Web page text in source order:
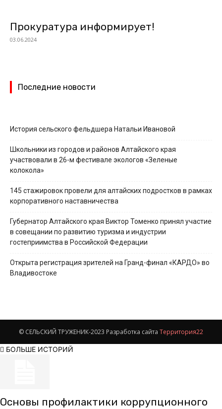
Прокуратура информирует!
03.06.2024
Последние новости
История сельского фельдшера Натальи Ивановой
Школьники из городов и районов Алтайского края
участвовали в 26-м фестивале экологов «Зеленые
колокола»
145 стажировок провели для алтайских подростков в рамках
корпоративного наставничества
Губернатор Алтайского края Виктор Томенко принял участие
в совещании по развитию туризма и индустрии
гостеприимства в Российской Федерации
Открыта регистрация зрителей на Гранд-финал «КАРДО» во
Владивостоке
© СЕЛЬСКИЙ ТРУЖЕНИК-2023 Разработка сайта Территория22
БОЛЬШЕ ИСТОРИЙ
Основы профилактики коррупционного